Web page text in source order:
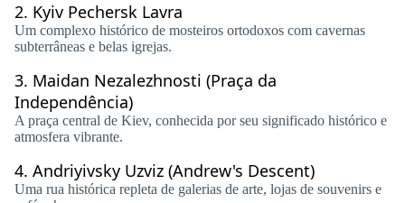
2. Kyiv Pechersk Lavra
Um complexo histórico de mosteiros ortodoxos com cavernas
subterrâneas e belas igrejas.
3. Maidan Nezalezhnosti (Praça da
Independência)
A praça central de Kiev, conhecida por seu significado histórico e
atmosfera vibrante.
4. Andriyivsky Uzviz (Andrew's Descent)
Uma rua histórica repleta de galerias de arte, lojas de souvenirs e